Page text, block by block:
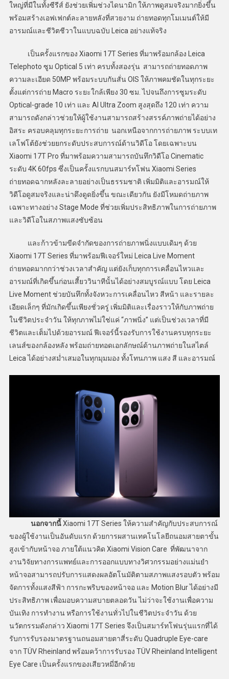
ใหญ่ที่มีในทั้งซีรีส์ ยังช่วยเพิ่มช่วงไดนามิก ให้ภาพดูสมจริงมากยิ่งขึ้น
พร้อมสร้างเอฟเฟกต์ละลายหลังที่สวยงาม ถ่ายทอดทุกโมเมนต์ให้มี
อารมณ์และชีวิตชีวาในแบบฉบับ Leica อย่างแท้จริง
เป็นครั้งแรกของ Xiaomi 17T Series ที่มาพร้อมกล้อง Leica
Telephoto ซูม Optical 5 เท่า ครบทั้งสองรุ่น สามารถถ่ายทอดภาพ
ความละเอียด 50MP พร้อมระบบกันสั่น OIS ให้ภาพคมชัดในทุกระยะ
ตั้งแต่การถ่าย Macro ระยะใกล้เพียง 30 ซม. ไปจนถึงการซูมระดับ
Optical-grade 10 เท่า และ AI Ultra Zoom สูงสุดถึง 120 เท่า ความ
สามารถดังกล่าวช่วยให้ผู้ใช้งานสามารถสร้างสรรค์ภาพถ่ายได้อย่าง
อิสระ ครอบคลุมทุกระยะการถ่าย นอกเหนือจากการถ่ายภาพ ระบบเท
เลโฟโต้ยังช่วยยกระดับประสบการณ์ด้านวิดีโอ โดยเฉพาะบน
Xiaomi 17T Pro ที่มาพร้อมความสามารถบันทึกวิดีโอ Cinematic
ระดับ 4K 60fps ซึ่งเป็นครั้งแรกบนสมาร์ทโฟน Xiaomi Series
ถ่ายทอดฉากหลังละลายอย่างเป็นธรรมชาติ เพิ่มมิติและอารมณ์ให้
วิดีโอดูสมจริงและน่าดึงดูดยิ่งขึ้น ขณะเดียวกัน ยังมีโหมดถ่ายภาพ
เฉพาะทางอย่าง Stage Mode ที่ช่วยเพิ่มประสิทธิภาพในการถ่ายภาพ
และวิดีโอในสภาพแสงซับซ้อน
และก้าวข้ามขีดจำกัดของการถ่ายภาพนิ่งแบบเดิมๆ ด้วย
Xiaomi 17T Series ที่มาพร้อมฟีเจอร์ใหม่ Leica Live Moment
ถ่ายทอดมากกว่าช่วงเวลาสำคัญ แต่ยังเก็บทุกการเคลื่อนไหวและ
อารมณ์ที่เกิดขึ้นก่อนเสี้ยววินาทีนั้นได้อย่างสมบูรณ์แบบ โดย Leica
Live Moment ช่วยบันทึกทั้งจังหวะการเคลื่อนไหว สีหน้า และรายละ
เอียดเล็กๆ ที่มักเกิดขึ้นเพียงชั่วครู่ เพิ่มมิติและเรื่องราวให้กับภาพถ่าย
ในชีวิตประจำวัน ให้ทุกภาพไม่ใช่แค่ “ภาพนิ่ง” แต่เป็นช่วงเวลาที่มี
ชีวิตและเต็มไปด้วยอารมณ์ ฟีเจอร์นี้รองรับการใช้งานครบทุกระยะ
เลนส์ของกล้องหลัง พร้อมถ่ายทอดเอกลักษณ์ด้านภาพถ่ายในสไตล์
Leica ได้อย่างสม่ำเสมอในทุกมุมมอง ทั้งโทนภาพ แสง สี และอารมณ์
นอกจากนี้Xiaomi 17T Series ให้ความสำคัญกับประสบการณ์
ของผู้ใช้งานเป็นอันดับแรก ด้วยการผสานเทคโนโลยีถนอมสายตาขั้น
สูงเข้ากับหน้าจอ ภายใต้แนวคิด Xiaomi Vision Care ที่พัฒนาจาก
งานวิจัยทางการแพทย์และการออกแบบทางวิศวกรรมอย่างแม่นยำ
หน้าจอสามารถปรับการแสดงผลอัตโนมัติตามสภาพแสงรอบตัว พร้อม
จัดการทั้งแสงสีฟ้า การกะพริบของหน้าจอ และ Motion Blur ได้อย่างมี
ประสิทธิภาพ เพื่อมอบความสบายตลอดวัน ไม่ว่าจะใช้งานเพื่อความ
บันเทิง การทำงาน หรือการใช้งานทั่วไปในชีวิตประจำวัน ด้วย
นวัตกรรมดังกล่าว Xiaomi 17T Series จึงเป็นสมาร์ทโฟนรุ่นแรกที่ได้
รับการรับรองมาตรฐานถนอมสายตาสี่ระดับ Quadruple Eye-care
จาก TÜV Rheinland พร้อมคว้าการรับรอง TÜV Rheinland Intelligent
Eye Care เป็นครั้งแรกของเสียวหมี่อีกด้วย